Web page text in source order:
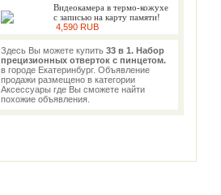
Видеокамера в термо-кожухе
с записью на карту памяти!
4,590 RUB
Здесь Вы можете купить 33 в 1. Набор
прецизионных отверток с пинцетом.
в городе Екатеринбург. Объявление
продажи размещено в категории
Аксессуары где Вы сможете найти
похожие объявления.